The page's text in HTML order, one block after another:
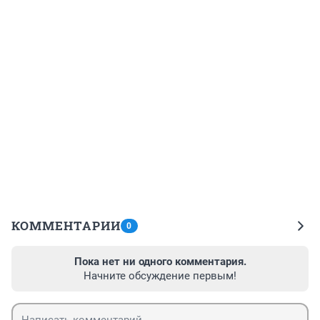
КОММЕНТАРИИ 0
Пока нет ни одного комментария.
Начните обсуждение первым!